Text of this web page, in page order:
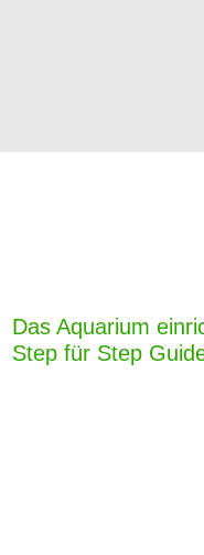
Das Aquarium
Step für Step